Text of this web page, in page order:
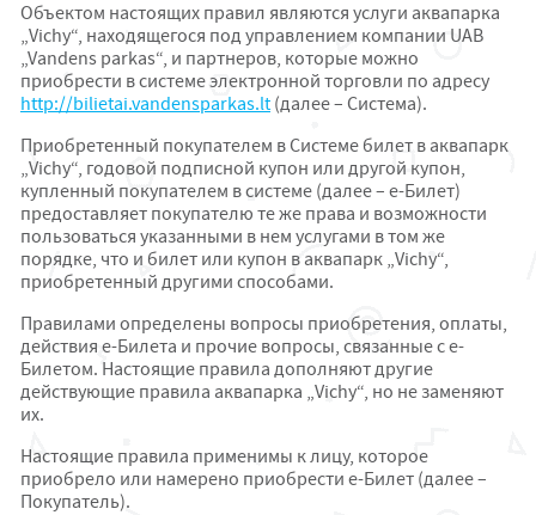
Объектом настоящих правил являются услуги аквапарка
„Vichy“, находящегося под управлением компании UAB
„Vandens parkas“, и партнеров, которые можно
приобрести в системе электронной торговли по адресу
http://bilietai.vandensparkas.lt (далее – Система).
Приобретенный покупателем в Системе билет в аквапарк
„Vichy“, годовой подписной купон или другой купон,
купленный покупателем в системе (далее – e-Билет)
предоставляет покупателю те же права и возможности
пользоваться указанными в нем услугами в том же
порядке, что и билет или купон в аквапарк „Vichy“,
приобретенный другими способами.
Правилами определены вопросы приобретения, оплаты,
действия e-Билета и прочие вопросы, связанные с e-
Билетом. Настоящие правила дополняют другие
действующие правила аквапарка „Vichy“, но не заменяют
их.
Настоящие правила применимы к лицу, которое
приобрело или намерено приобрести е-Билет (далее –
Покупатель).